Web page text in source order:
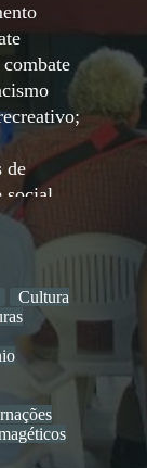
de
)
matrizes
afro-
Oficinas
de
Cultura